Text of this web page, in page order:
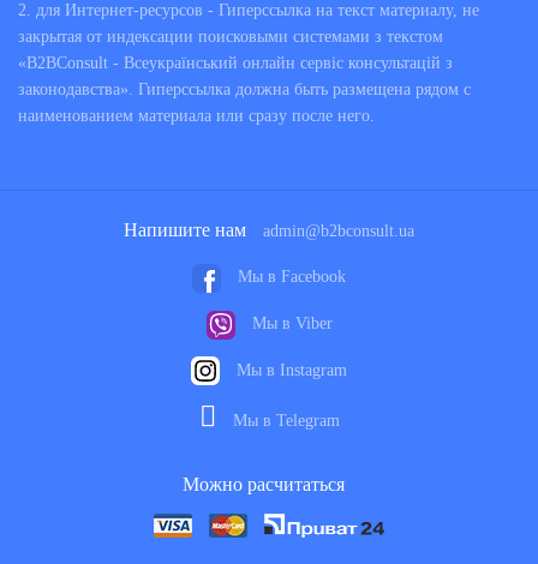
2. для Интернет-ресурсов - Гиперссылка на текст материалу, не
закрытая от индексации поисковыми системами з текстом
«B2BConsult - Всеукраїнський онлайн сервіс консультацій з
законодавства». Гиперссылка должна быть размещена рядом с
наименованием материала или сразу после него.
Напишите нам admin@b2bconsult.ua
Мы в Facebook
Мы в Viber
Мы в Instagram
Мы в Telegram
Можно расчитаться